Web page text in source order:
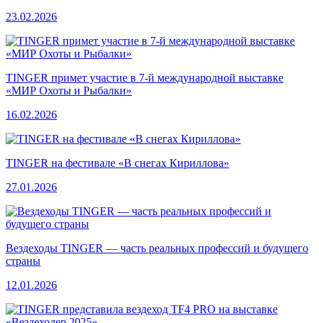
23.02.2026
TINGER примет участие в 7-й международной выставке
«МИР Охоты и Рыбалки»
16.02.2026
TINGER на фестивале «В снегах Кириллова»
27.01.2026
Вездеходы TINGER — часть реальных профессий и будущего
страны
12.01.2026